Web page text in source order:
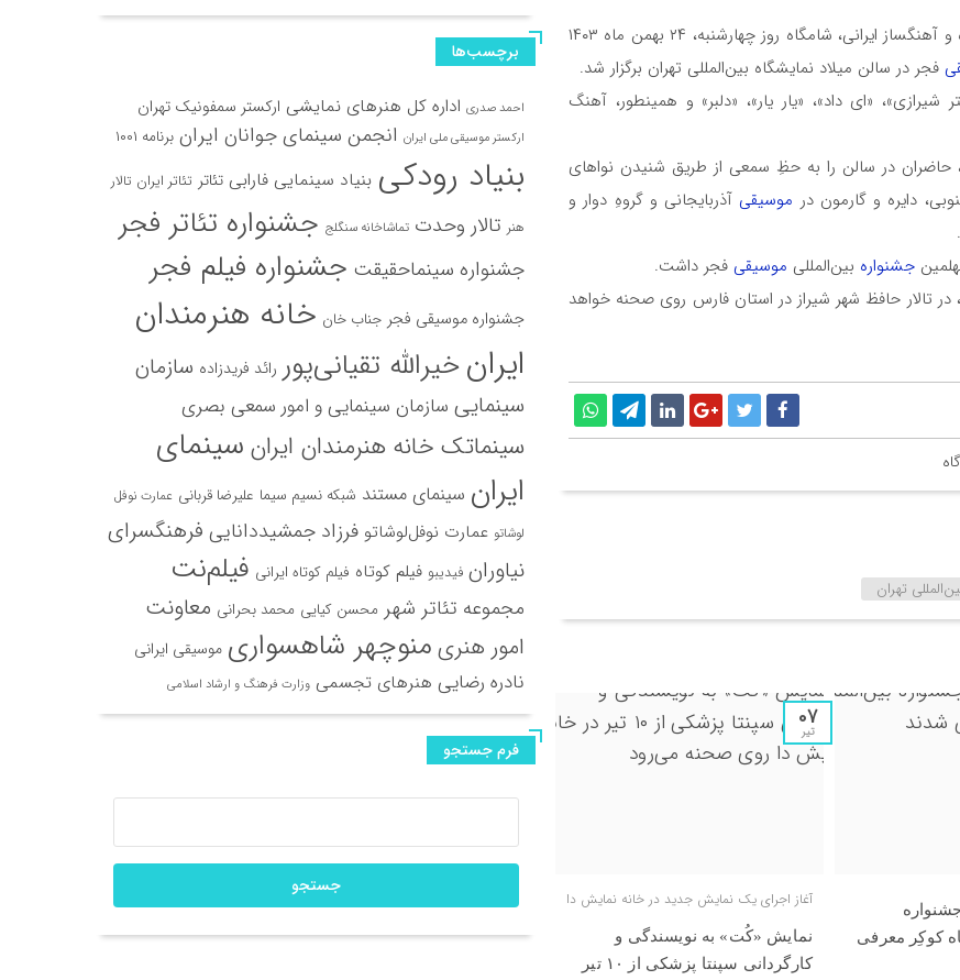
مستند کوتاه «خواژن» در جشنواره بین‌المللی RIFE بلغارستان اکران شد
«شازده کوچولو» روی صحنه می‌رود/ اقتباسی از شاهکار آنتوان دوسنت‌اگزوپری
فیلم کوتاه «ترازو» آماده اکران شد/ روایتی از پسری که در خیابان به دنبال نان می‌گردد!
، کنسرت امید حاجیلی خواننده و آهنگساز ایرانی، شامگاه روز چهارشنبه، ۲۴ بهمن ماه ۱۴۰۳
فجر در سالن میلاد نمایشگاه بین‌المللی تهران برگزار شد.
«ای داد»، «یار یار»، «دلبر» و همینطور، آهنگ
حاضران در سالن را به حظِ سمعی از طریق شنیدن نواهای
دایره و گارمون در موسیقی آذربایجانی و گروهِ دوار و
جشنواره بین‌المللی موسیقی فجر داشت.
۲۸ و ۲۹ بهمن ماه سال جاری، در تالار حافظ شهر شیراز در استان فارس روی صحنه خواهد
تهران
کوکِر معرفی
07
تیر
آغاز اجرای یک نمایش جدید در خانه نمایش دا
نمایش «کُت» به نویسندگی و
کارگردانی سپنتا پزشکی از ۱۰ تیر
برچسب‌ها
احمد صدری اداره کل هنرهای نمایشی ارکستر سمفونیک تهران
ارکستر موسیقی ملی ایران انجمن سینمای جوانان ایران برنامه ۱۰۰۱
بنیاد رودکی بنیاد سینمایی فارابی تئاتر تئاتر ایران تالار
هنر تالار وحدت تماشاخانه سنگلج جشنواره تئاتر فجر
جشنواره سینماحقیقت جشنواره فیلم فجر
جشنواره موسیقی فجر جناب خان خانه هنرمندان
ایرانخیرالله تقیانی‌پور رائد فریدزاده سازمان
سینمایی سازمان سینمایی و امور سمعی بصری
سینماتک خانه هنرمندان ایران سینمای
ایران سینمای مستند شبکه نسیم سیما علیرضا قربانی عمارت نوفل
لوشاتو عمارت نوفل‌لوشاتو فرزاد جمشیددانایی فرهنگسرای
نیاوران فیدیبو فیلم کوتاه فیلم کوتاه ایرانی فیلم‌نت
مجموعه تئاتر شهر محسن کیایی محمد بحرانی معاونت
امور هنریمنوچهر شاهسواری موسیقی ایرانی
نادره رضایی هنرهای تجسمی وزارت فرهنگ و ارشاد اسلامی
فرم جستجو